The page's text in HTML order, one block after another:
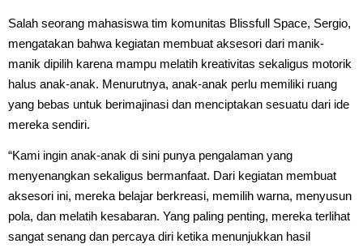
Salah seorang mahasiswa tim komunitas Blissfull Space, Sergio,
mengatakan bahwa kegiatan membuat aksesori dari manik-
manik dipilih karena mampu melatih kreativitas sekaligus motorik
halus anak-anak. Menurutnya, anak-anak perlu memiliki ruang
yang bebas untuk berimajinasi dan menciptakan sesuatu dari ide
mereka sendiri.
“Kami ingin anak-anak di sini punya pengalaman yang
menyenangkan sekaligus bermanfaat. Dari kegiatan membuat
aksesori ini, mereka belajar berkreasi, memilih warna, menyusun
pola, dan melatih kesabaran. Yang paling penting, mereka terlihat
sangat senang dan percaya diri ketika menunjukkan hasil